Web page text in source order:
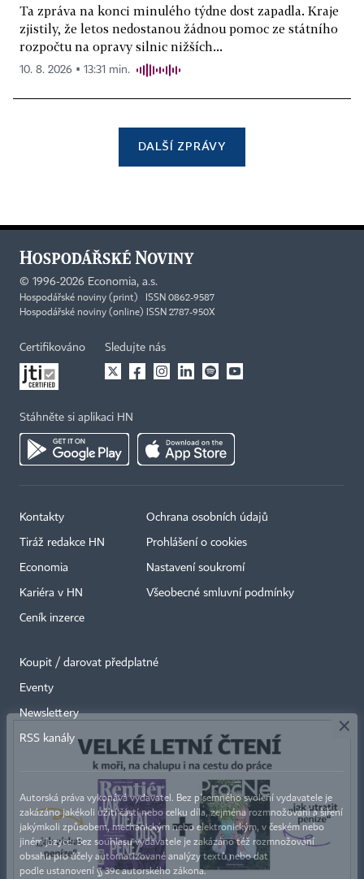
Ta zpráva na konci minulého týdne dost zapadla. Kraje
zjistily, že letos nedostanou žádnou pomoc ze státního
rozpočtu na opravy silnic nižších...
10. 8. 2026 ▪ 13:31 min.
DALŠÍ ZPRÁVY
© 1996-2026 Economia, a.s.
Hospodářské noviny (print) ISSN 0862-9587
Hospodářské noviny (online) ISSN 2787-950X
Certifikováno Sledujte nás
Stáhněte si aplikaci HN
Kontakty
Tiráž redakce HN
Economia
Kariéra v HN
Ceník inzerce
Ochrana osobních údajů
Prohlášení o cookies
Nastavení soukromí
Všeobecné smluvní podmínky
Koupit / darovat předplatné
Eventy
Newslettery
RSS kanály
Autorská práva vykonává vydavatel. Bez písemného svolení vydavatele je
zakázáno jakékoli užití částí nebo celku díla, zejména rozmnožování a šíření
jakýmkoli způsobem, mechanickým nebo elektronickým, v českém nebo
jiném jazyce. Bez souhlasu vydavatele je zakázáno též rozmnožování
obsahu pro účely automatizované analýzy textů nebo dat
podle ustanovení § 39c autorského zákona.